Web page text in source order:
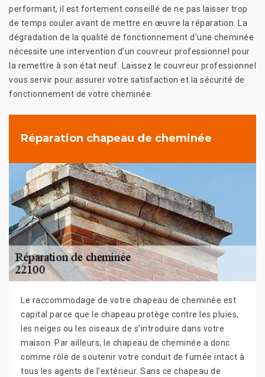
performant, il est fortement conseillé de ne pas laisser trop
de temps couler avant de mettre en œuvre la réparation. La
dégradation de la qualité de fonctionnement d’une cheminée
nécessite une intervention d’un couvreur professionnel pour
la remettre à son état neuf. Laissez le couvreur professionnel
vous servir pour assurer votre satisfaction et la sécurité de
fonctionnement de votre cheminée.
Réparation chapeau de cheminée
Le raccommodage de votre chapeau de cheminée est
capital parce que le chapeau protège contre les pluies,
les neiges ou les oiseaux de s’introduire dans votre
maison. Par ailleurs, le chapeau de cheminée a donc
comme rôle de soutenir votre conduit de fumée intact à
tous les agents de l’extérieur. Sans ce chapeau de